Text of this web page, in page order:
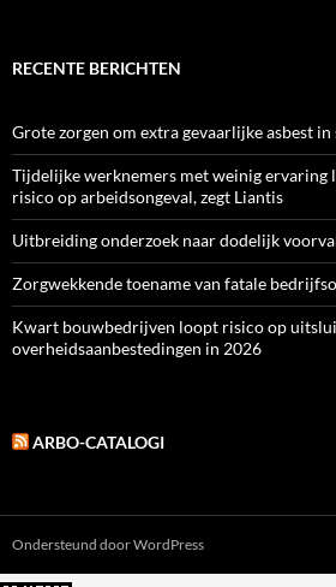
RECENTE BERICHTEN
Grote zorgen om extra gevaarlijke asbest
Tijdelijke werknemers met weinig ervaring
risico op arbeidsongeval, zegt Liantis
Uitbreiding onderzoek naar dodelijk
Zorgwekkende toename van fatale
Kwart bouwbedrijven loopt risico op
overheidsaanbestedingen in 2026
ARBO-CATALOGI
Ondersteund door WordPress